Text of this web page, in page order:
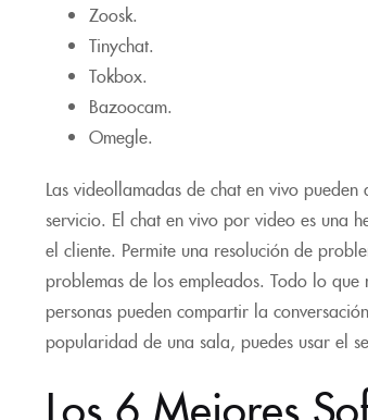
Zoosk.
Tinychat.
Tokbox.
Bazoocam.
Omegle.
Las videollamadas de chat en vivo
servicio. El chat en vivo por video es una
el cliente. Permite una resolución de
problemas de los empleados. Todo lo
personas pueden compartir la
popularidad de una sala, puedes usar el
Los 6 Mejores